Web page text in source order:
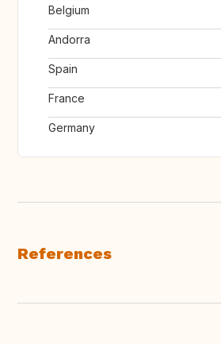
Belgium
Andorra
Spain
France
Germany
References